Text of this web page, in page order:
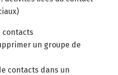
contacts
un groupe de
contacts dans un